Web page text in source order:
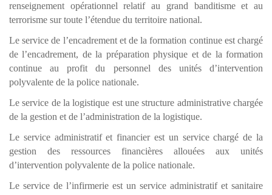
renseignement opérationnel relatif au grand banditisme et au
terrorisme sur toute l’étendue du territoire national.
Le service de l’encadrement et de la formation continue est chargé
de l’encadrement, de la préparation physique et de la formation
continue au profit du personnel des unités d’intervention
polyvalente de la police nationale.
Le service de la logistique est une structure administrative chargée
de la gestion et de l’administration de la logistique.
Le service administratif et financier est un service chargé de la
gestion des ressources financières allouées aux unités
d’intervention polyvalente de la police nationale.
Le service de l’infirmerie est un service administratif et sanitaire